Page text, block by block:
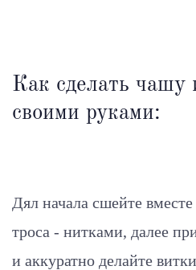
Как сделать чашу
своими руками:
Дял начала сшейте вместе
троса - нитками, далее
и аккуратно делайте